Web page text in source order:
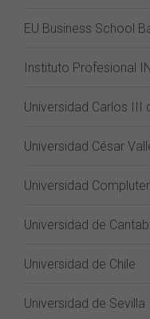
EU Business School
Instituto Profesional
Universidad Carlos III
Universidad César
Universidad
Universidad de
Universidad de Chile
Universidad de Sevilla